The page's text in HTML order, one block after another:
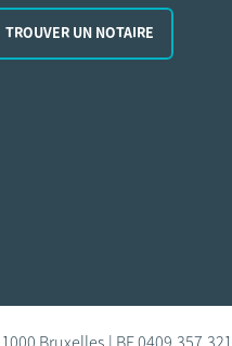
TROUVER UN NOTAIRE